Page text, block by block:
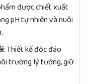
được chiết xuất
pH tự nhiên và nuôi
: Thiết kế độc đáo
trường lý tưởng, giữ